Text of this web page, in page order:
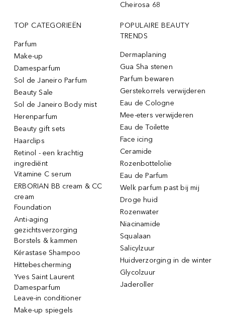
Cheirosa 68
TOP CATEGORIEËN
Parfum
Make-up
Damesparfum
Sol de Janeiro Parfum
Beauty Sale
Sol de Janeiro Body mist
Herenparfum
Beauty gift sets
Haarclips
Retinol - een krachtig
ingrediënt
Vitamine C serum
ERBORIAN BB cream & CC
cream
Foundation
Anti-aging
gezichtsverzorging
Borstels & kammen
Kérastase Shampoo
Hittebescherming
Yves Saint Laurent
Damesparfum
Leave-in conditioner
Make-up spiegels
POPULAIRE BEAUTY
TRENDS
Dermaplaning
Gua Sha stenen
Parfum bewaren
Gerstekorrels verwijderen
Eau de Cologne
Mee-eters verwijderen
Eau de Toilette
Face icing
Ceramide
Rozenbottelolie
Eau de Parfum
Welk parfum past bij mij
Droge huid
Rozenwater
Niacinamide
Squalaan
Salicylzuur
Huidverzorging in de winter
Glycolzuur
Jaderoller